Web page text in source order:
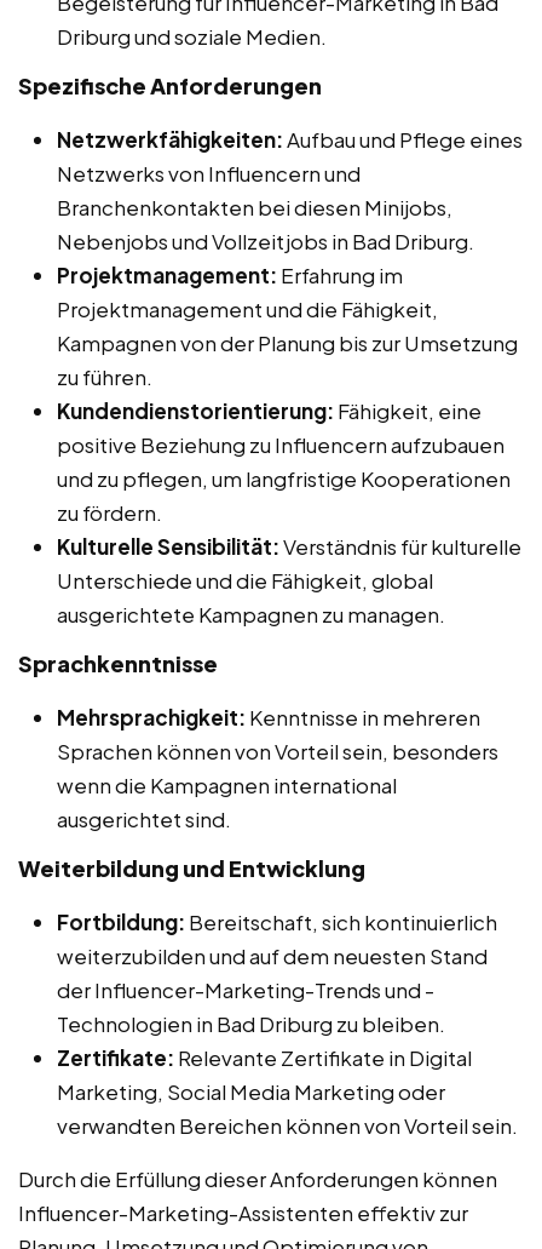
Driburg und soziale Medien.
Spezifische Anforderungen
Netzwerkfähigkeiten:Aufbau und Pflege eines
Netzwerks von Influencern und
Branchenkontakten bei diesen Minijobs,
Nebenjobs und Vollzeitjobs in Bad Driburg.
Projektmanagement: Erfahrung im
Projektmanagement und die Fähigkeit,
Kampagnen von der Planung bis zur Umsetzung
zu führen.
Kundendienstorientierung: Fähigkeit, eine
positive Beziehung zu Influencern aufzubauen
und zu pflegen, um langfristige Kooperationen
zu fördern.
Kulturelle Sensibilität:Verständnis für kulturelle
Unterschiede und die Fähigkeit, global
ausgerichtete Kampagnen zu managen.
Sprachkenntnisse
Mehrsprachigkeit: Kenntnisse in mehreren
Sprachen können von Vorteil sein, besonders
wenn die Kampagnen international
ausgerichtet sind.
Weiterbildung und Entwicklung
Fortbildung: Bereitschaft, sich kontinuierlich
weiterzubilden und auf dem neuesten Stand
der Influencer-Marketing-Trends und -
Technologien in Bad Driburg zu bleiben.
Zertifikate: Relevante Zertifikate in Digital
Marketing, Social Media Marketing oder
verwandten Bereichen können von Vorteil sein.
Durch die Erfüllung dieser Anforderungen können
Influencer-Marketing-Assistenten effektiv zur